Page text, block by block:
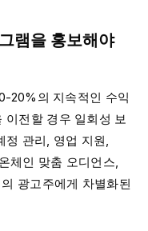
램을 홍보해야
20%의 지속적인 수익
이전할 경우 일회성 보
정 관리, 영업 지원,
체인 맞춤 오디언스,
광고주에게 차별화된